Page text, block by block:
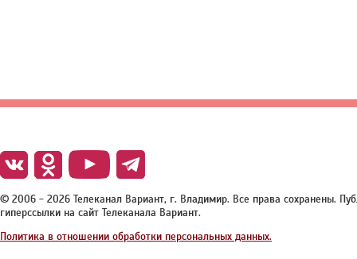
© 2006 - 2026 Телеканал Вариант, г. Владимир. Все права сохранены.
гиперссылки на сайт Телеканала Вариант.
Политика в отношении обработки персональных данных.